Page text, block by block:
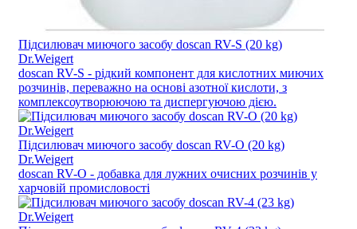
Підсилювач миючого засобу doscan RV-S (20 kg)
Dr.Weigert
doscan RV-S - рідкий компонент для кислотних миючих
розчинів, переважно на основі азотної кислоти, з
комплексоутворюючою та диспергуючою дією.
Підсилювач миючого засобу doscan RV-O (20 kg)
Dr.Weigert
doscan RV-O - добавка для лужних очисних розчинів у
харчовій промисловості